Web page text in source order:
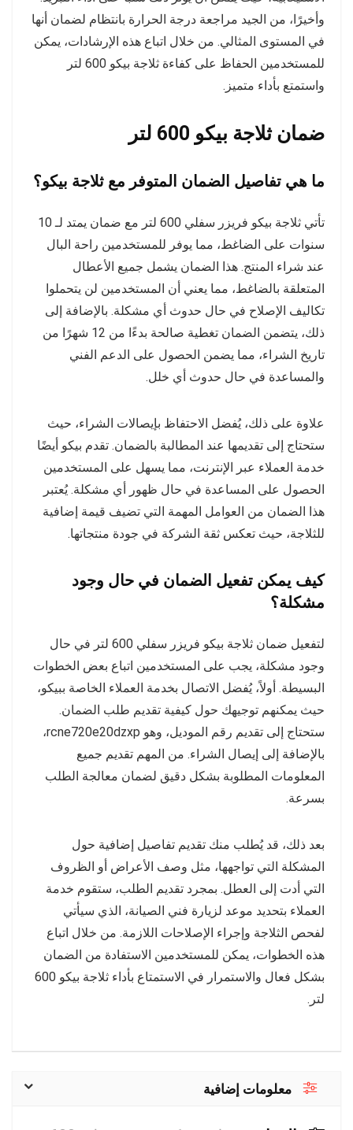
وأخيرًا، من الجيد مراجعة درجة الحرارة بانتظام لضمان أنها
في المستوى المثالي. من خلال اتباع هذه الإرشادات، يمكن
للمستخدمين الحفاظ على كفاءة ثلاجة بيكو 600 لتر
واستمتع بأداء متميز.
ضمان ثلاجة بيكو 600 لتر
ما هي تفاصيل الضمان المتوفر مع ثلاجة بيكو؟
تأتي ثلاجة بيكو فريزر سفلي 600 لتر مع ضمان يمتد لـ 10
سنوات على الضاغط، مما يوفر للمستخدمين راحة البال
عند شراء المنتج. هذا الضمان يشمل جميع الأعطال
المتعلقة بالضاغط، مما يعني أن المستخدمين لن يتحملوا
تكاليف الإصلاح في حال حدوث أي مشكلة. بالإضافة إلى
ذلك، يتضمن الضمان تغطية صالحة بدءًا من 12 شهرًا من
تاريخ الشراء، مما يضمن الحصول على الدعم الفني
والمساعدة في حال حدوث أي خلل.
علاوة على ذلك، يُفضل الاحتفاظ بإيصالات الشراء، حيث
ستحتاج إلى تقديمها عند المطالبة بالضمان. تقدم بيكو أيضًا
خدمة العملاء عبر الإنترنت، مما يسهل على المستخدمين
الحصول على المساعدة في حال ظهور أي مشكلة. يُعتبر
هذا الضمان من العوامل المهمة التي تضيف قيمة إضافية
للثلاجة، حيث تعكس ثقة الشركة في جودة منتجاتها.
كيف يمكن تفعيل الضمان في حال وجود
مشكلة؟
لتفعيل ضمان ثلاجة بيكو فريزر سفلي 600 لتر في حال
وجود مشكلة، يجب على المستخدمين اتباع بعض الخطوات
البسيطة. أولاً، يُفضل الاتصال بخدمة العملاء الخاصة ببيكو،
حيث يمكنهم توجيهك حول كيفية تقديم طلب الضمان.
ستحتاج إلى تقديم رقم الموديل، وهو rcne720e20dzxp،
بالإضافة إلى إيصال الشراء. من المهم تقديم جميع
المعلومات المطلوبة بشكل دقيق لضمان معالجة الطلب
بسرعة.
بعد ذلك، قد يُطلب منك تقديم تفاصيل إضافية حول
المشكلة التي تواجهها، مثل وصف الأعراض أو الظروف
التي أدت إلى العطل. بمجرد تقديم الطلب، ستقوم خدمة
العملاء بتحديد موعد لزيارة فني الصيانة، الذي سيأتي
لفحص الثلاجة وإجراء الإصلاحات اللازمة. من خلال اتباع
هذه الخطوات، يمكن للمستخدمين الاستفادة من الضمان
بشكل فعال والاستمرار في الاستمتاع بأداء ثلاجة بيكو 600
لتر.
معلومات إضافية